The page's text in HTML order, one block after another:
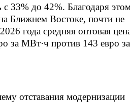
с 33% до 42%. Благодаря
Ближнем Востоке, почти не
года средняя оптовая
за МВт·ч против 143 евро за
отставания модернизации